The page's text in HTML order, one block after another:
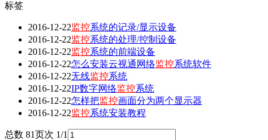
标签
2016-12-22监控系统的记录/显示设备
2016-12-22监控系统的处理/控制设备
2016-12-22监控系统的前端设备
2016-12-22怎么安装云视通网络监控系统软件
2016-12-22无线监控系统
2016-12-22IP数字网络监控系统
2016-12-22怎样把监控画面分为两个显示器
2016-12-22监控系统安装教程
总数 81页次 1/1